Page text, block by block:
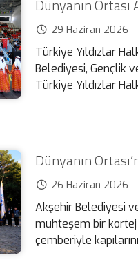
Dünyanın
29 Haziran 2026
Türkiye Yıldızlar
Belediyesi, Gençlik
Türkiye Yıldızlar
Dünyanın
26 Haziran 2026
Akşehir Belediyesi
muhteşem bir kortej
çemberiyle